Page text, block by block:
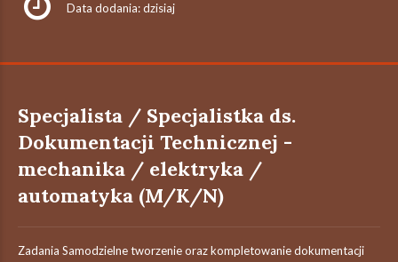
Data dodania: dzisiaj
Specjalista / Specjalistka ds.
Dokumentacji Technicznej -
mechanika / elektryka /
automatyka (M/K/N)
Zadania Samodzielne tworzenie oraz kompletowanie dokumentacji